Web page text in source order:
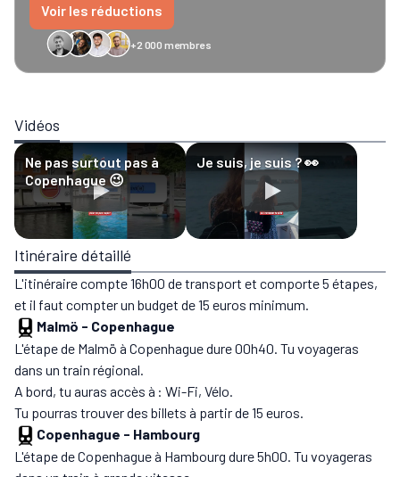
Voir les réductions
+2 000 membres
GreenGo Caledonian
Vidéos
Ne pas surtout pas à
Copenhague 😉
Je suis, je suis ? 👀
Itinéraire détaillé
L'itinéraire compte 16h00 de transport et comporte 5 étapes,
et il faut compter un budget de 15 euros minimum.
Malmö - Copenhague
L'étape de Malmö à Copenhague dure 00h40. Tu voyageras
dans un train régional.
A bord, tu auras accès à : Wi-Fi, Vélo.
Tu pourras trouver des billets à partir de 15 euros.
Copenhague - Hambourg
L'étape de Copenhague à Hambourg dure 5h00. Tu voyageras